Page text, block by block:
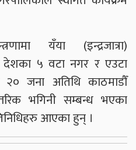
यँया (इन्द्रजात्रा)
५ वटा नगर र एउटा
२० जना अतिथि काठमाडौँ
भगिनी सम्बन्ध भएका
आएका हुन् ।